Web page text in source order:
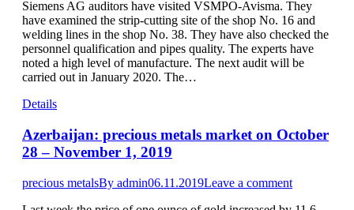
Siemens AG auditors have visited VSMPO-Avisma. They
have examined the strip-cutting site of the shop No. 16 and
welding lines in the shop No. 38. They have also checked the
personnel qualification and pipes quality. The experts have
noted a high level of manufacture. The next audit will be
carried out in January 2020. The…
Details
Azerbaijan: precious metals market on October
28 – November 1, 2019
precious metalsBy admin06.11.2019Leave a comment